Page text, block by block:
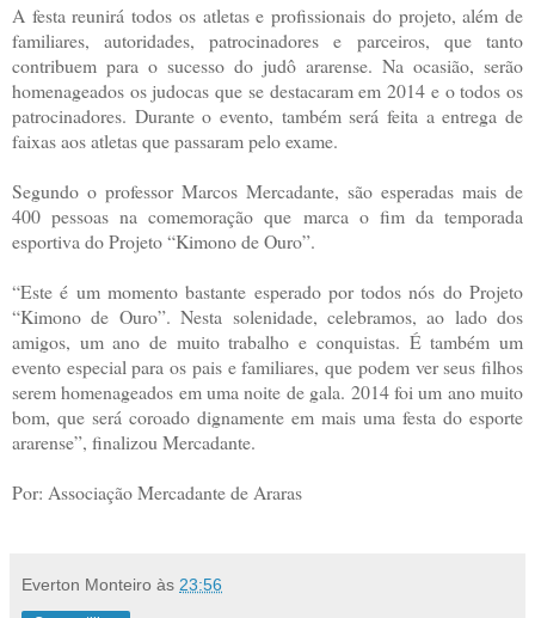
A festa reunirá todos os atletas e profissionais do projeto, além de
familiares, autoridades, patrocinadores e parceiros, que tanto
contribuem para o sucesso do judô ararense. Na ocasião, serão
homenageados os judocas que se destacaram em 2014 e o todos os
patrocinadores. Durante o evento, também será feita a entrega de
faixas aos atletas que passaram pelo exame.
Segundo o professor Marcos Mercadante, são esperadas mais de
400 pessoas na comemoração que marca o fim da temporada
esportiva do Projeto “Kimono de Ouro”.
“Este é um momento bastante esperado por todos nós do Projeto
“Kimono de Ouro”. Nesta solenidade, celebramos, ao lado dos
amigos, um ano de muito trabalho e conquistas. É também um
evento especial para os pais e familiares, que podem ver seus filhos
serem homenageados em uma noite de gala. 2014 foi um ano muito
bom, que será coroado dignamente em mais uma festa do esporte
ararense”, finalizou Mercadante.
Por: Associação Mercadante de Araras
Everton Monteiro às 23:56